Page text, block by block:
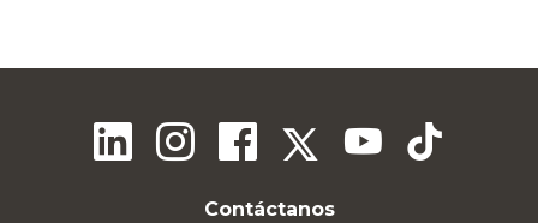
Contáctanos